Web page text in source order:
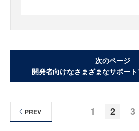
次のページ
開発者向けなさまざまなサポー
1 2 3
PREV